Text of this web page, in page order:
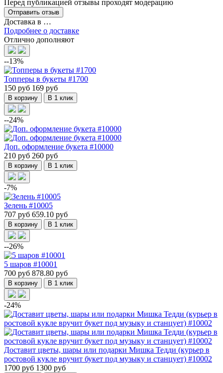
Перед публикацией отзывы проходят модерацию
Доставка в …
Подробнее о доставке
Отлично дополняют
--13%
Топперы в букеты #1700
150 руб 169 руб
В корзину В 1 клик
--24%
Доп. оформление букета #10000
210 руб 260 руб
В корзину В 1 клик
-7%
Зелень #10005
707 руб 659.10 руб
В корзину В 1 клик
--26%
5 шаров #10001
700 руб 878.80 руб
В корзину В 1 клик
-24%
Доставит цветы, шары или подарки Мишка Тедди (курьер в
ростовой кукле вручит букет под музыку и станцует) #10002
1700 руб 1300 руб